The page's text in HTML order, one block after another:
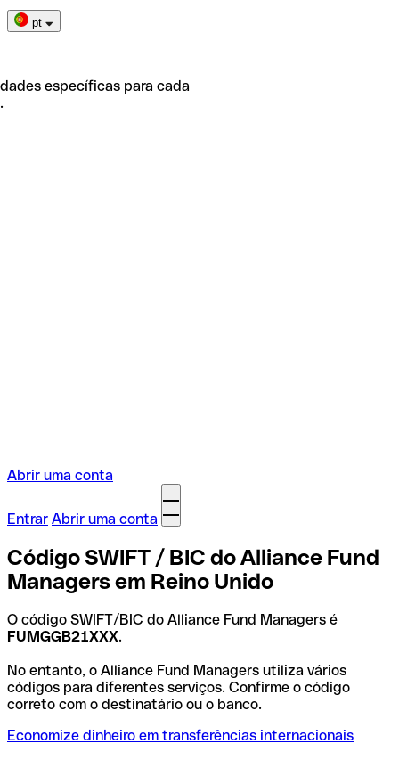
pt
específicas para cada
Abrir uma conta
Entrar Abrir uma conta
Código SWIFT / BIC do Alliance Fund
Managers em Reino Unido
O código SWIFT/BIC do Alliance Fund Managers é
FUMGGB21XXX.
No entanto, o Alliance Fund Managers utiliza vários
códigos para diferentes serviços. Confirme o código
correto com o destinatário ou o banco.
Economize dinheiro em transferências internacionais